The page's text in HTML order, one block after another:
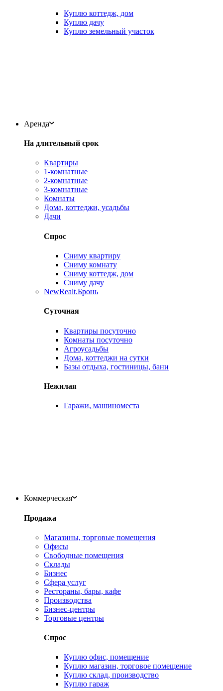
Куплю коттедж, дом
Куплю дачу
Куплю земельный участок
Аренда
На длительный срок
Квартиры
1-комнатные
2-комнатные
3-комнатные
Комнаты
Дома, коттеджи, усадьбы
Дачи
Спрос
Сниму квартиру
Сниму комнату
Сниму коттедж, дом
Сниму дачу
NewRealt.Бронь
Суточная
Квартиры посуточно
Комнаты посуточно
Агроусадьбы
Дома, коттеджи на сутки
Базы отдыха, гостиницы, бани
Нежилая
Гаражи, машиноместа
Коммерческая
Продажа
Магазины, торговые помещения
Офисы
Свободные помещения
Склады
Бизнес
Сфера услуг
Рестораны, бары, кафе
Производства
Бизнес-центры
Торговые центры
Спрос
Куплю офис, помещение
Куплю магазин, торговое помещение
Куплю склад, производство
Куплю гараж